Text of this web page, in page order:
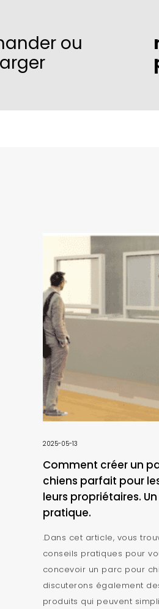
ou
2025-05-13
Comment créer un
chiens parfait pour
leurs propriétaires.
pratique.
.Dans cet article, vous
conseils pratiques pour
concevoir un parc pour
discuterons également
produits qui peuvent